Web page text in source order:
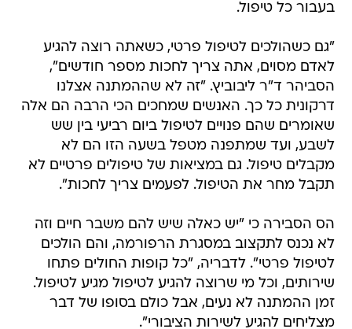
בעבור כל טיפול.
"גם כשהולכים לטיפול פרטי, כשאתה רוצה להגיע
לאדם מסוים, אתה צריך לחכות מספר חודשים",
הסביהר ד"ר ליבוביץ. "זה לא שההמתנה אצלנו
דרקונית כל כך. האנשים שמחכים הכי הרבה הם אלה
שאומרים שהם פנויים לטיפול ביום רביעי בין שש
לשבע, ועד שמתפנה מטפל בשעה הזו הם לא
מקבלים טיפול. גם במציאות של טיפולים פרטיים לא
תקבל מחר את הטיפול. לפעמים צריך לחכות".
הס הסבירה כי "יש כאלה שיש להם משבר חיים וזה
לא נכנס לתקצוב במסגרת הרפורמה, והם הולכים
לטיפול פרטי". לדבריה, "כל קופות החולים פתחו
שירותים, וכל מי שרוצה להגיע לטיפול מגיע לטיפול.
זמן ההמתנה לא נעים, אבל כולם בסופו של דבר
מצליחים להגיע לשירות הציבורי".